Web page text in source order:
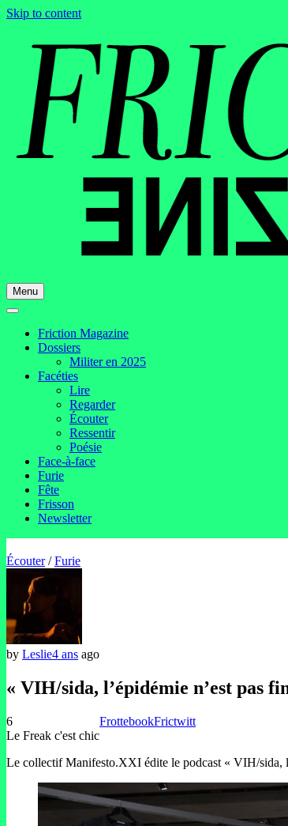
Skip to content
Menu
Friction Magazine
Dossiers
Militer en 2025
Facéties
Lire
Regarder
Écouter
Ressentir
Poésie
Face-à-face
Furie
Fête
Frisson
Newsletter
Écouter/Furie
by Leslie4 ans ago
« VIH/sida, l’épidémie n’est pas
6
Le Freak c'est chic
FrottebookFrictwitt
Le collectif Manifesto.XXI édite le podcast « VIH/sida,